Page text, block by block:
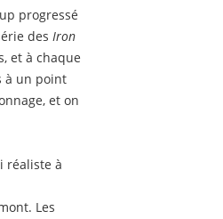
progressé
des Iron
et à chaque
à un point
et on
réaliste à
Les